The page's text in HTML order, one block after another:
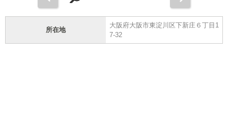
所在地
大阪府大阪市東淀川区下新庄６丁目1
7-32